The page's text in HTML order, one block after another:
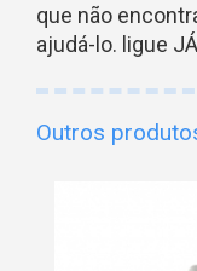
que não
ajudá-lo. ligue JÁ
Outros